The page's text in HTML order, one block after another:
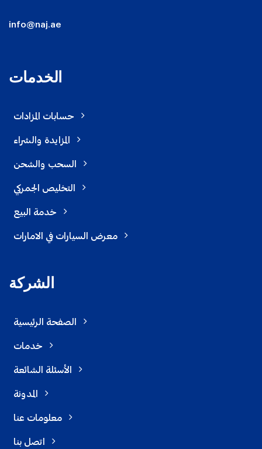
info@naj.ae
الخدمات
حسابات المزادات
المزايدة والشراء
السحب والشحن
التخليص الجمركي
خدمة البيع
معرض السيارات في الامارات
الشركة
الصفحة الرئيسية
خدمات
الأسئلة الشائعة
المدونة
معلومات عنا
اتصل بنا